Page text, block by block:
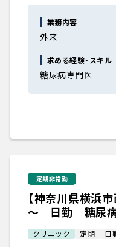
業務内容
外来
求める経験・スキル
糖尿病専門医
定期非常勤
【神奈川県横浜
～ 日勤 糖尿
クリニック 定期 日